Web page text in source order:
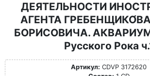
ДЕЯТЕЛЬНОСТИ
АГЕНТА
БОРИ́СОВИЧА.
Русского Рока
Артикул: CDVP 3172620